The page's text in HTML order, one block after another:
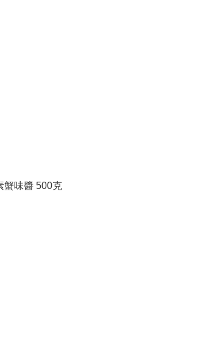
蟹味醬 500克